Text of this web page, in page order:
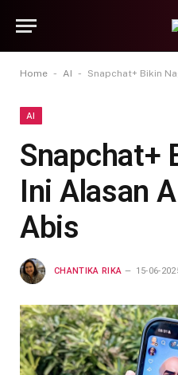
Home - AI - Snapchat+ Bikin
AI
Snapchat+
Ini Alasan
Abis
CHANTIKA RIKA 15-06-